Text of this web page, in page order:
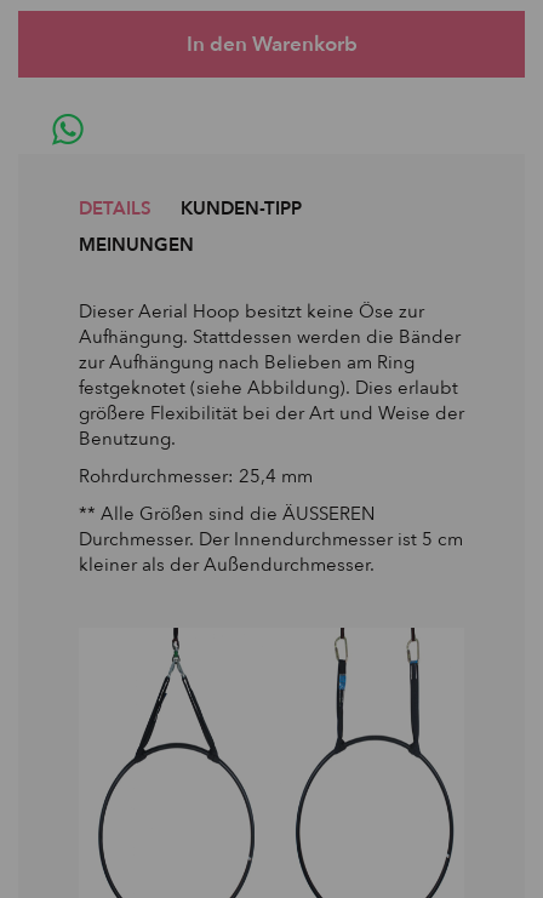
DETAILS
KUNDEN-TIPP
MEINUNGEN
Dieser Aerial Hoop besitzt keine Öse zur
Aufhängung. Stattdessen werden die Bänder
zur Aufhängung nach Belieben am Ring
festgeknotet (siehe Abbildung). Dies erlaubt
größere Flexibilität bei der Art und Weise der
Benutzung.
Rohrdurchmesser: 25,4 mm
** Alle Größen sind die ÄUSSEREN
Durchmesser. Der Innendurchmesser ist 5 cm
kleiner als der Außendurchmesser.